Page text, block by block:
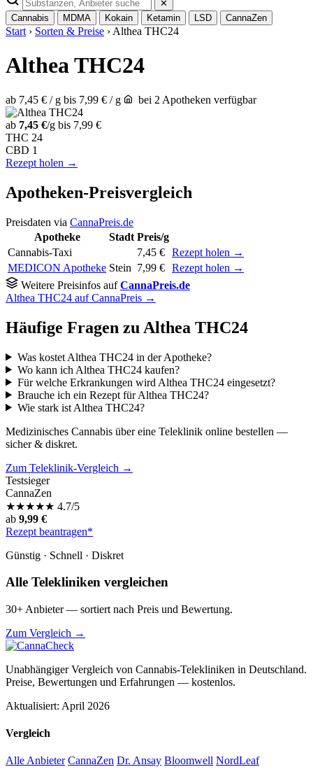
✕
Cannabis
MDMA Kokain Ketamin LSD CannaZen
Start › Sorten & Preise › Althea THC24
Althea THC24
ab 7,45 € / g bis 7,99 € / g bei 2 Apotheken verfügbar
ab 7,45 €/g bis 7,99 €
THC 24
CBD 1
Rezept holen →
Apotheken-Preisvergleich
Preisdaten via CannaPreis.de
Apotheke
Stadt Preis/g
Cannabis-Taxi
7,45 € Rezept holen →
MEDICON Apotheke Stein 7,99 € Rezept holen →
Weitere Preisinfos aufCannaPreis.de
Althea THC24 auf CannaPreis →
Häufige Fragen zu Althea THC24
Was kostet Althea THC24 in der Apotheke?
Wo kann ich Althea THC24 kaufen?
Für welche Erkrankungen wird Althea THC24 eingesetzt?
Brauche ich ein Rezept für Althea THC24?
Wie stark ist Althea THC24?
Medizinisches Cannabis über eine Teleklinik online bestellen —
sicher & diskret.
Zum Teleklinik-Vergleich →
Testsieger
CannaZen
★★★★★ 4.7/5
ab 9,99 €
Rezept beantragen*
Günstig · Schnell · Diskret
Alle Telekliniken vergleichen
30+ Anbieter — sortiert nach Preis und Bewertung.
Zum Vergleich →
Unabhängiger Vergleich von Cannabis-Telekliniken in Deutschland.
Preise, Bewertungen und Erfahrungen — kostenlos.
Aktualisiert: April 2026
Vergleich
Alle Anbieter CannaZen Dr. Ansay Bloomwell NordLeaf